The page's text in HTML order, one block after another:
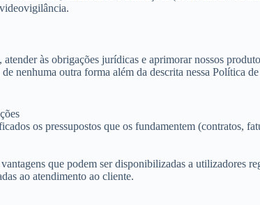
às obrigações jurídicas e aprimorar nossos
nenhuma outra forma além da descrita nessa Política
os pressupostos que os fundamentem (contratos,
que podem ser disponibilizadas a utilizadores
ao atendimento ao cliente.